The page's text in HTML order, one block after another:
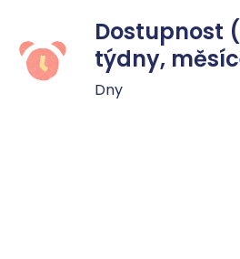
Dostupnost
týdny,
Dny